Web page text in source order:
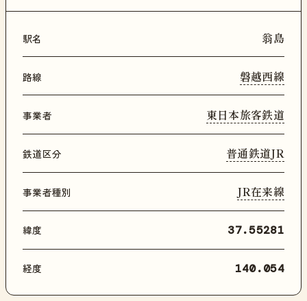
駅名 翁島
路線 磐越西線
事業者 東日本旅客鉄道
鉄道区分 普通鉄道JR
事業者種別 JR在来線
緯度 37.55281
経度 140.054